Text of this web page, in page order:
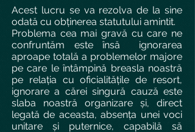
Acest lucru se va rezolva de la sine
odată cu obținerea statutului amintit.
Problema cea mai gravă cu care ne
confruntăm este însă ignorarea
aproape totală a problemelor majore
pe care le întâmpină breasla noastră
pe relația cu oficialitățile de resort,
ignorare a cărei singură cauză este
slaba noastră organizare și, direct
legată de aceasta, absența unei voci
unitare și puternice, capabilă să